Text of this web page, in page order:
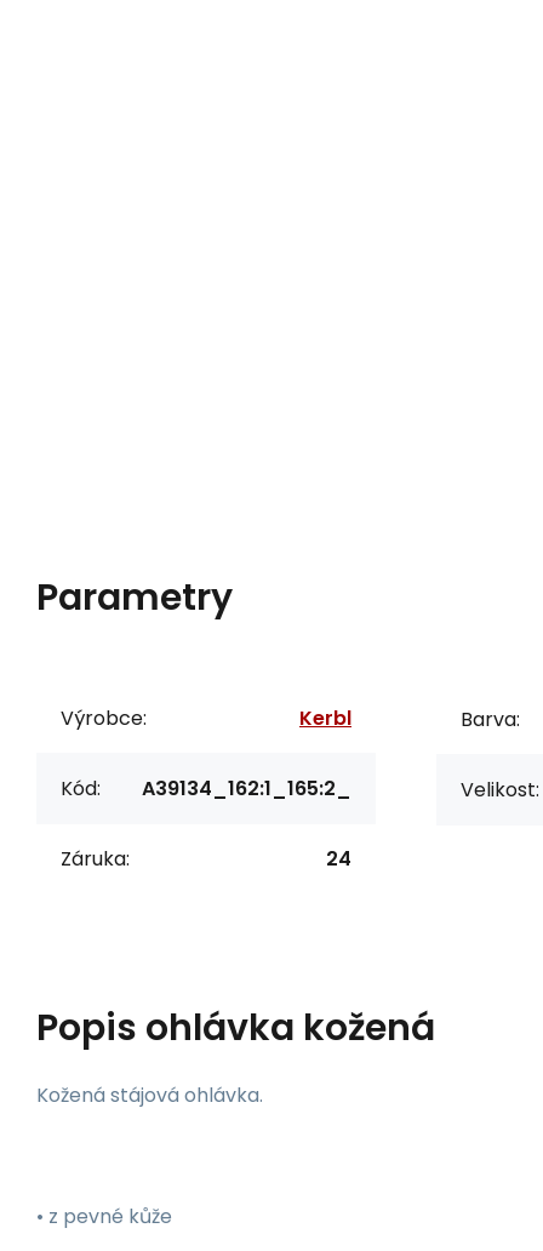
Parametry
Výrobce: Kerbl
Kód: A39134_162:1_165:2_
Záruka: 24
Barva:
Velikost:
Popis ohlávka kožená
Kožená stájová ohlávka.
• z pevné kůže